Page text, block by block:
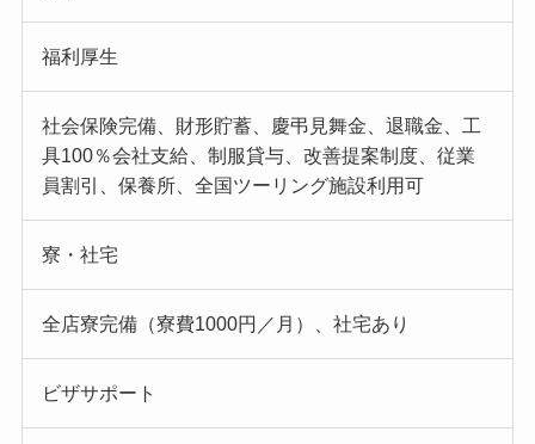
福利厚生
社会保険完備、財形貯蓄、慶弔見舞金、退職金、工
具100％会社支給、制服貸与、改善提案制度、従業
員割引、保養所、全国ツーリング施設利用可
寮・社宅
全店寮完備（寮費1000円／月）、社宅あり
ビザサポート